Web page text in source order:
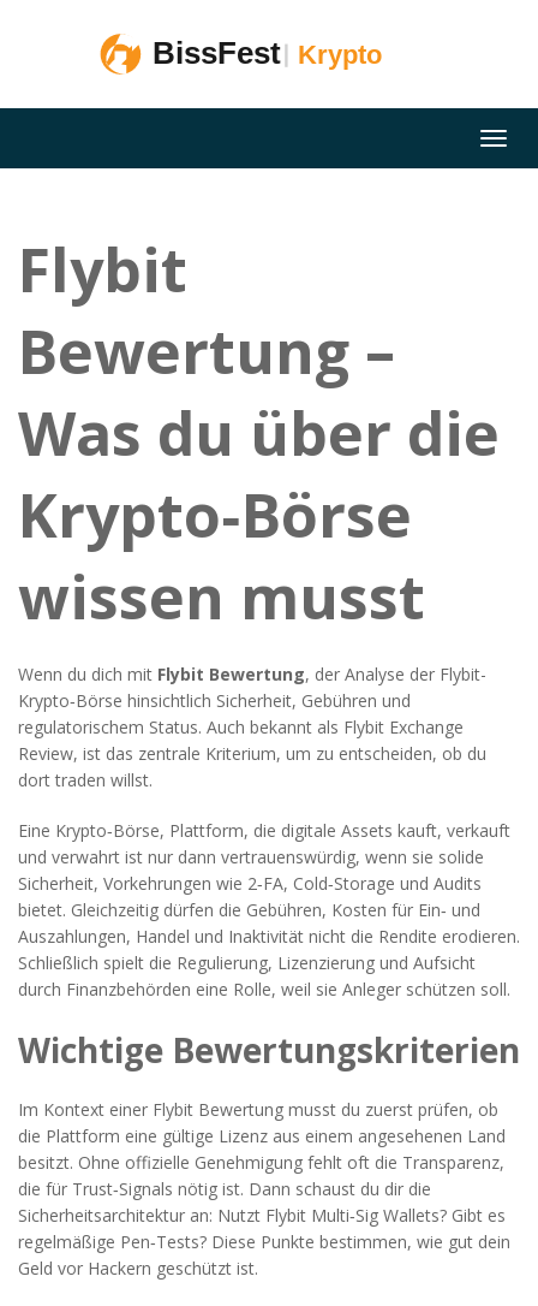
Flybit
Bewertung –
Was du über die
Krypto‑Börse
wissen musst
Wenn du dich mit Flybit Bewertung, der Analyse der Flybit-
Krypto‑Börse hinsichtlich Sicherheit, Gebühren und
regulatorischem Status. Auch bekannt als Flybit Exchange
Review, ist das zentrale Kriterium, um zu entscheiden, ob du
dort traden willst.
Eine Krypto‑Börse, Plattform, die digitale Assets kauft, verkauft
und verwahrt ist nur dann vertrauenswürdig, wenn sie solide
Sicherheit, Vorkehrungen wie 2‑FA, Cold‑Storage und Audits
bietet. Gleichzeitig dürfen die Gebühren, Kosten für Ein‑ und
Auszahlungen, Handel und Inaktivität nicht die Rendite erodieren.
Schließlich spielt die Regulierung, Lizenzierung und Aufsicht
durch Finanzbehörden eine Rolle, weil sie Anleger schützen soll.
Wichtige Bewertungskriterien
Im Kontext einer Flybit Bewertung musst du zuerst prüfen, ob
die Plattform eine gültige Lizenz aus einem angesehenen Land
besitzt. Ohne offizielle Genehmigung fehlt oft die Transparenz,
die für Trust‑Signals nötig ist. Dann schaust du dir die
Sicherheitsarchitektur an: Nutzt Flybit Multi‑Sig Wallets? Gibt es
regelmäßige Pen‑Tests? Diese Punkte bestimmen, wie gut dein
Geld vor Hackern geschützt ist.